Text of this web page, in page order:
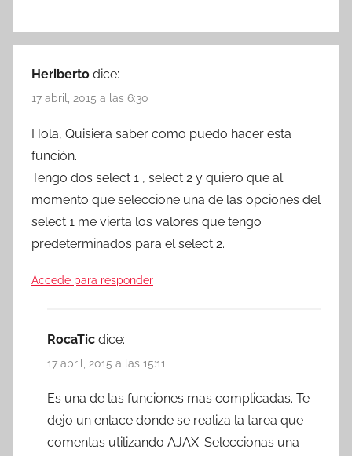
Heriberto dice:
17 abril, 2015 a las 6:30
Hola, Quisiera saber como puedo hacer esta
función.
Tengo dos select 1 , select 2 y quiero que al
momento que seleccione una de las opciones del
select 1 me vierta los valores que tengo
predeterminados para el select 2.
Accede para responder
RocaTic dice:
17 abril, 2015 a las 15:11
Es una de las funciones mas complicadas. Te
dejo un enlace donde se realiza la tarea que
comentas utilizando AJAX. Seleccionas una